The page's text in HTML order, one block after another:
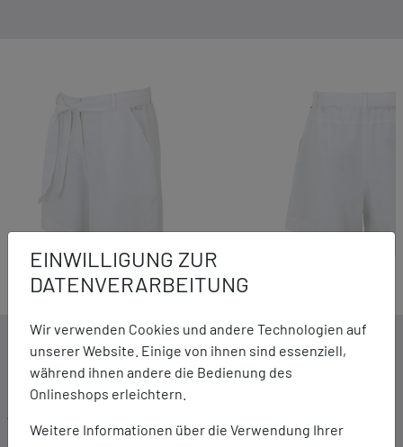
EINWILLIGUNG ZUR
DATENVERARBEITUNG
Wir verwenden Cookies und andere Technologien auf
unserer Website. Einige von ihnen sind essenziell,
während ihnen andere die Bedienung des
Onlineshops erleichtern.
Weitere Informationen über die Verwendung Ihrer
DETAILS ZUM PRODUKT
Leichtes Gewebe Baumwoll-/Leinenmix, 110 g/m²